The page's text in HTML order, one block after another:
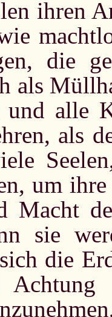
ihren
die
als
und alle
als
um
Macht
sie
die